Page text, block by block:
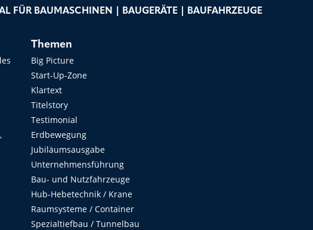
FÜR BAUMASCHINEN | BAUGERÄTE | BAUFAHRZEUGE
Themen
Big Picture
Start-Up-Zone
Klartext
Titelstory
Testimonial
Erdbewegung
Jubiläumsausgabe
Unternehmensführung
Bau- und Nutzfahrzeuge
Hub-Hebetechnik / Krane
Raumsysteme / Container
Spezialtiefbau / Tunnelbau